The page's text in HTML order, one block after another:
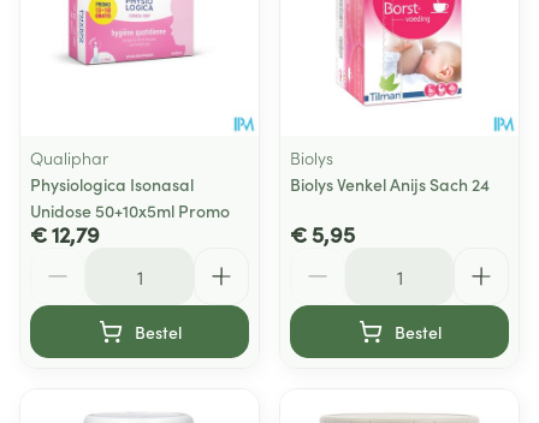
Qualiphar
Physiologica Isonasal
Unidose 50+10x5ml Promo
€ 12,79
Bestel
Biolys
Biolys Venkel Anijs Sach 24
€ 5,95
Bestel